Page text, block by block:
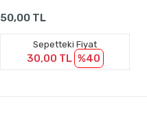
50,00 TL
Sepetteki Fiyat
30,00 TL %40